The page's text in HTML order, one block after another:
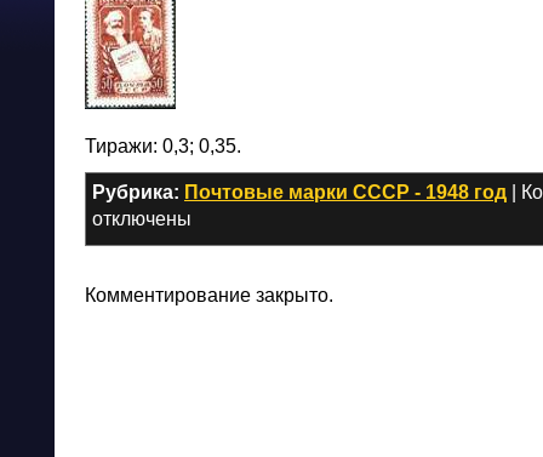
Тиражи: 0,3; 0,35.
Рубрика: Почтовые марки СССР - 1948 год
отключены
Комментирование закрыто.